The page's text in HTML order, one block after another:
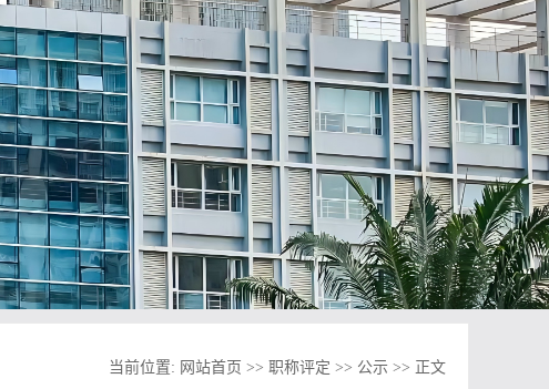
当前位置: 网站首页 >> 职称评定 >> 公示 >> 正文